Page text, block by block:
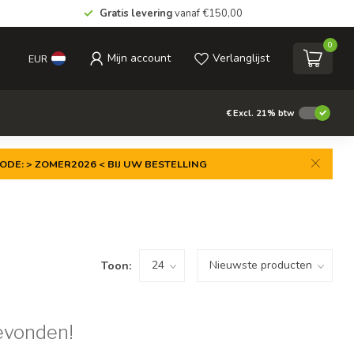
Gratis leveringvanaf €150,00
EUR Mijn account Verlanglijst
0
€Excl. 21% btw
> ZOMER2026 < BIJ UW BESTELLING
Toon: